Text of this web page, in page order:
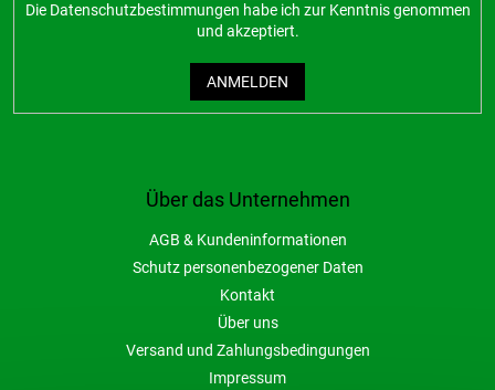
Über das Unternehmen
AGB & Kundeninformationen
Schutz personenbezogener Daten
Kontakt
Über uns
Versand und Zahlungsbedingungen
Impressum
Die Datenschutzbestimmungen habe ich zur Kenntnis genommen
und akzeptiert.
ANMELDEN